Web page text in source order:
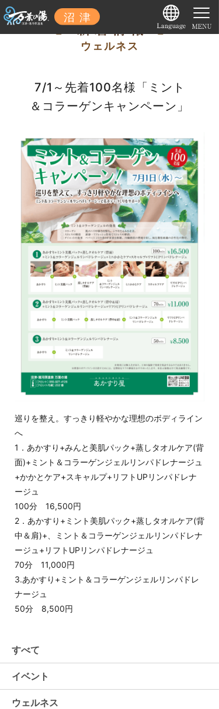
ウェルネス
7/1～先着100名様「ミント
＆コラーゲンキャンペーン」
巡りを整え。すっきり軽やかな理想のボディライン
へ
1．あかすり+みんと美肌パック+蒸しタオルケア(背
面)+ミント＆コラーゲンジェルリンパドレナージュ
+かかとケア+スキャルプ+リフトUPリンパドレナ
ージュ
100分 16,500円
2．あかすり+ミント美肌パック+蒸しタオルケア(背
中＆肩)+、ミント＆コラーゲンジェルリンパドレナ
ージュ+リフトUPリンパドレナージュ
70分 11,000円
3.あかすり+ミント＆コラーゲンジェルリンパドレ
ナージュ
50分 8,500円
すべて
イベント
ウェルネス